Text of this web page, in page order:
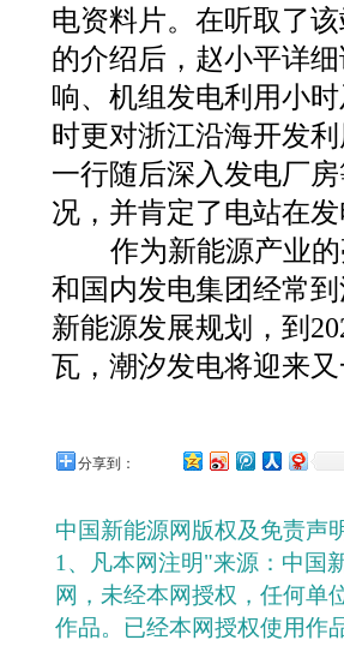
电资料片。在听取了
的介绍后，赵小平详
响、机组发电利用小
时更对浙江沿海开发
一行随后深入发电厂
况，并肯定了电站在
作为新能源产业的
和国内发电集团经常
新能源发展规划，到
瓦，潮汐发电将迎来
分享到：
中国新能源网版权及免责声
1、凡本网注明"来源：中国
网，未经本网授权，任何单
作品。已经本网授权使用作